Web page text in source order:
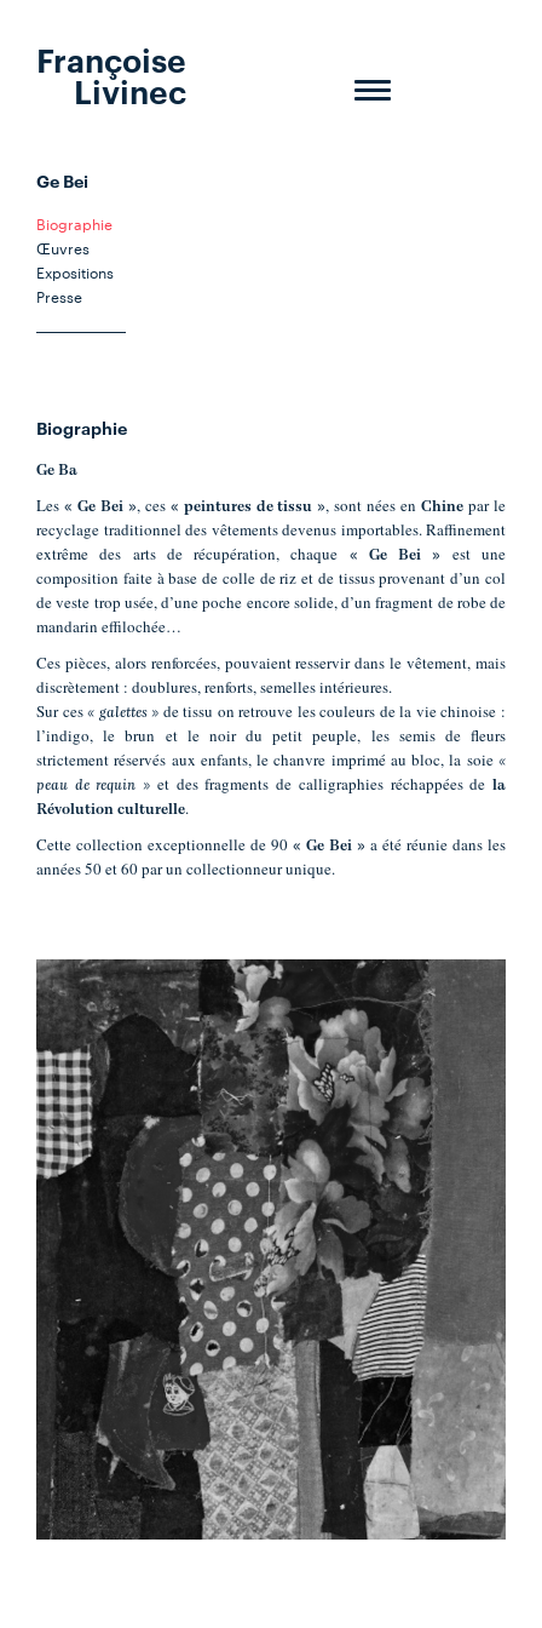
Toggle
Françoise
Livinec
Ge Bei
Biographie
Œuvres
Expositions
Presse
Biographie
Ge Ba
Les « Ge Bei», ces « peintures de tissu », sont nées enChine par le
recyclage traditionnel des vêtements devenus importables. Raffinement
extrême des arts de récupération, chaque
« Ge Bei »
est une
composition faite à base de colle de riz et de tissus provenant d’un col
de veste trop usée, d’une poche encore solide, d’un fragment de robe de
mandarin effilochée…
Ces pièces, alors renforcées, pouvaient resservir dans le vêtement, mais
discrètement : doublures, renforts, semelles intérieures.
Sur ces« galettes » de tissu on retrouve les couleurs de la vie chinoise :
l’indigo, le brun et le noir du petit peuple, les semis de fleurs
strictement réservés aux enfants, le chanvre imprimé au bloc, la soie «
peau de requin » et des fragments de calligraphies réchappées dela
Révolution culturelle.
Cette collection exceptionnelle de 90 « Ge Bei » a été réunie dans les
années 50 et 60 par un collectionneur unique.